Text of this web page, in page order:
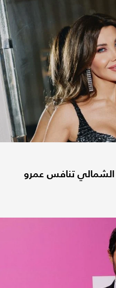
تنافس عمرو